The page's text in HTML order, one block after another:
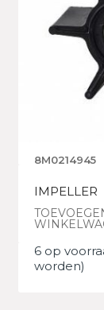
8M0214945
IMPELLER
6 op
worden)